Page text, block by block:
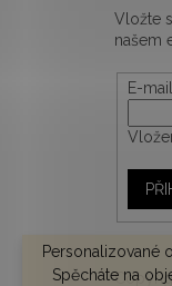
Personalizované
Spěcháte na
Vložte
našem
E-mail